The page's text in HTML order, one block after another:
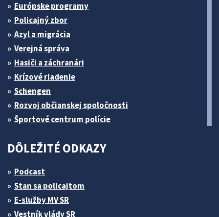
Európske programy
Policajný zbor
Azyl a migrácia
Verejná správa
Hasiči a záchranári
Krízové riadenie
Schengen
Rozvoj občianskej spoločnosti
Športové centrum polície
DÔLEŽITÉ ODKAZY
Podcast
Stan sa policajtom
E-služby MV SR
Vestník vlády SR